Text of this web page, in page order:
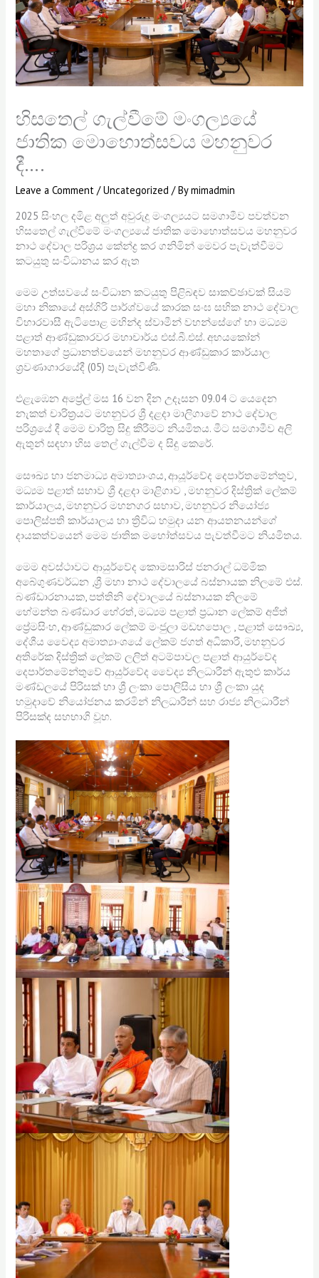
හිසතෙල් ගැල්වීමේ මංගල්‍යයේ
ජාතික මොහොත්සවය මහනුවර
දී….
Leave a Comment /Uncategorized / Bymimadmin
2025 සිංහල දමිළ අලුත් අවුරුදු මංගල්‍යයට සමගාමීව පවත්වන
හිසතෙල් ගැල්වීමේ මංගල්‍යයේ ජාතික මොහොත්සවය මහනුවර
නාථ දේවාල පරිශ්‍රය කේන්ද්‍ර කර ගනිමින් මෙවර පැවැත්වීමට
කටයුතු සංවිධානය කර ඇත
මෙම උත්සවයේ සංවිධාන කටයුතු පිළිබඳව සාකච්ඡාවක් සියම්
මහා නිකායේ අස්ගිරි පාර්ශ්වයේ කාරක සංඝ සභික නාථ දේවාල
විහාරවාසී ඇටිපොළ මහින්ද ස්වාමීන් වහන්සේගේ හා මධ්‍යම
පළාත් ආණ්ඩුකාරවර මහාචාර්ය එස්.බී.එස්. අභයකෝන්
මහතාගේ ප්‍රධානත්වයෙන් මහනුවර ආණ්ඩුකාර කාර්යාල
ශ්‍රවණාගාරයේදී (05) පැවැත්විණී.
එළැඹෙන අප්‍රේල් මස 16 වන දින උදෑසන 09.04 ට යෙදෙන
නැකත් චාරිත්‍රයට මහනුවර ශ්‍රී දළදා මාලිගාවේ නාථ දේවාල
පරිශ්‍රයේ දී මෙම චාරිත්‍ර සිදු කිරීමට නියමිතය. මීට සමගාමීව අලි
ඇතුන් සඳහා හිස තෙල් ගැල්වීම ද සිදු කෙරේ.
සෞඛ්‍ය හා ජනමාධ්‍ය අමාත්‍යාංශය, ආයූර්වේද දෙපාර්තමේන්තුව,
මධ්‍යම පළාත් සභාව ශ්‍රී දළදා මාළිගාව , මහනුවර දිස්ත්‍රික් ලේකම්
කාර්යාලය, මහනුවර මහනගර සභාව, මහනුවර නියෝජ්‍ය
පොලිස්පති කාර්යාලය හා ත්‍රිවිධ හමුදා යන ආයතනයන්ගේ
දායකත්වයෙන් මෙම ජාතික මහෝත්සවය පැවත්වීමට නියමිතය.
මෙම අවස්ථාවට ආයුර්වේද කොමසාරිස් ජනරාල් ධම්මික
අබේගුණවර්ධන ,ශ්‍රී මහා නාථ දේවාලයේ බස්නායක නිලමේ එස්.
බණ්ඩාරනායක, පත්තිනි දේවාලයේ බස්නායක නිලමේ
හේමන්ත බණ්ඩාර හේරත්, මධ්‍යම පළාත් ප්‍රධාන ලේකම් අජිත්
ප්‍රේමසිංහ, ආණ්ඩුකාර ලේකම් මංජුලා මඩහපොල , පළාත් සෞඛ්‍ය,
දේශීය වෛද්‍ය අමාත්‍යාංශයේ ලේකම් ජගත් අධිකාරී, මහනුවර
අතිරේක දිස්ත්‍රික් ලේකම් ලලිත් අටම්පාවල පළාත් ආයුර්වේද
දෙපාර්තමේන්තුවේ ආයුර්වේද වෛද්‍ය නිලධාරීන් ඇතුළු කාර්ය
මණ්ඩලයේ පිරිසක් හා ශ්‍රී ලංකා පොලිසිය හා ශ්‍රී ලංකා යුද
හමුදාවේ නියෝජනය කරමින් නිලධාරීන් සහ රාජ්‍ය නිලධාරීන්
පිරිසක්ද සහභාගි වූහ.